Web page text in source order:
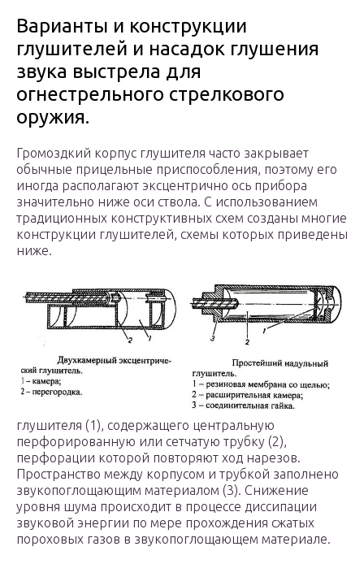
Варианты и конструкции
глушителей и насадок глушения
звука выстрела для
огнестрельного стрелкового
оружия.
Громоздкий корпус глушителя часто закрывает
обычные прицельные приспособления, поэтому его
иногда располагают эксцентрично ось прибора
значительно ниже оси ствола. С использованием
традиционных конструктивных схем созданы многие
конструкции глушителей, схемы которых приведены
ниже.
глушителя (1), содержащего центральную
перфорированную или сетчатую трубку (2),
перфорации которой повторяют ход нарезов.
Пространство между корпусом и трубкой заполнено
звукопоглощающим материалом (3). Снижение
уровня шума происходит в процессе диссипации
звуковой энергии по мере прохождения сжатых
пороховых газов в звукопоглощающем материале.